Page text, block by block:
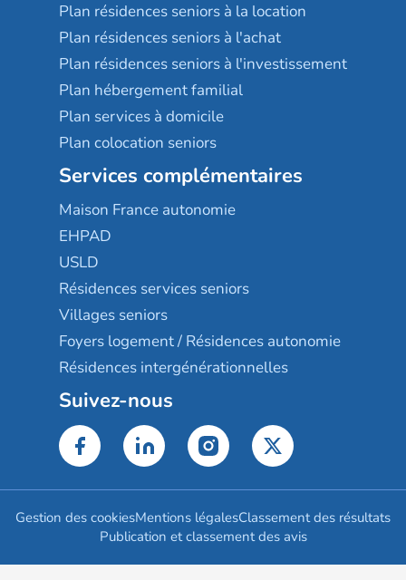
Plan résidences seniors à la location
Plan résidences seniors à l'achat
Plan résidences seniors à l'investissement
Plan hébergement familial
Plan services à domicile
Plan colocation seniors
Services complémentaires
Maison France autonomie
EHPAD
USLD
Résidences services seniors
Villages seniors
Foyers logement / Résidences autonomie
Résidences intergénérationnelles
Suivez-nous
Gestion des cookiesMentions légalesClassement des résultats
Publication et classement des avis